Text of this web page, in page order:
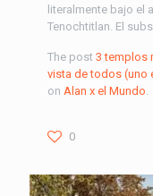
literalmente bajo el
Tenochtitlan. El
The post 3 templos
vista de todos (uno
on Alan x el Mundo.
0